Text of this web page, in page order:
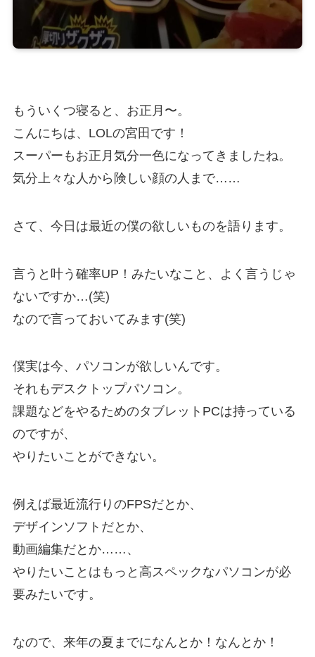
もういくつ寝ると、お正月〜。
こんにちは、LOLの宮田です！
スーパーもお正月気分一色になってきましたね。
気分上々な人から険しい顔の人まで……
さて、今日は最近の僕の欲しいものを語ります。
言うと叶う確率UP！みたいなこと、よく言うじゃ
ないですか…(笑)
なので言っておいてみます(笑)
僕実は今、パソコンが欲しいんです。
それもデスクトップパソコン。
課題などをやるためのタブレットPCは持っている
のですが、
やりたいことができない。
例えば最近流行りのFPSだとか、
デザインソフトだとか、
動画編集だとか……、
やりたいことはもっと高スペックなパソコンが必
要みたいです。
なので、来年の夏までになんとか！なんとか！